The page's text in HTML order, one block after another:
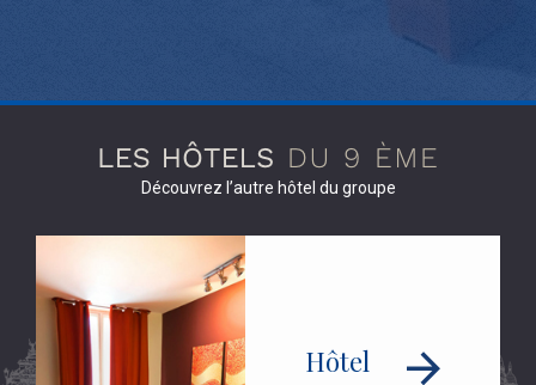
Découvrez l’autre hôtel du groupe
Hôtel